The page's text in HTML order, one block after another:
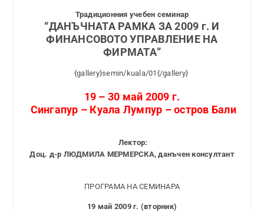
Традиционния учебен семинар
“ДАНЪЧНАТА РАМКА ЗА 2009 г. И
ФИНАНСОВОТО УПРАВЛЕНИЕ НА
ФИРМАТА”
{gallery}semin/kuala/01{/gallery}
19 – 30 май 2009 г.
Сингапур – Куала Лумпур – остров Бали
Лектор:
Доц. д-р ЛЮДМИЛА МЕРМЕРСКА, данъчен консултант
ПРОГРАМА НА СЕМИНАРА
19 май 2009 г. (вторник)